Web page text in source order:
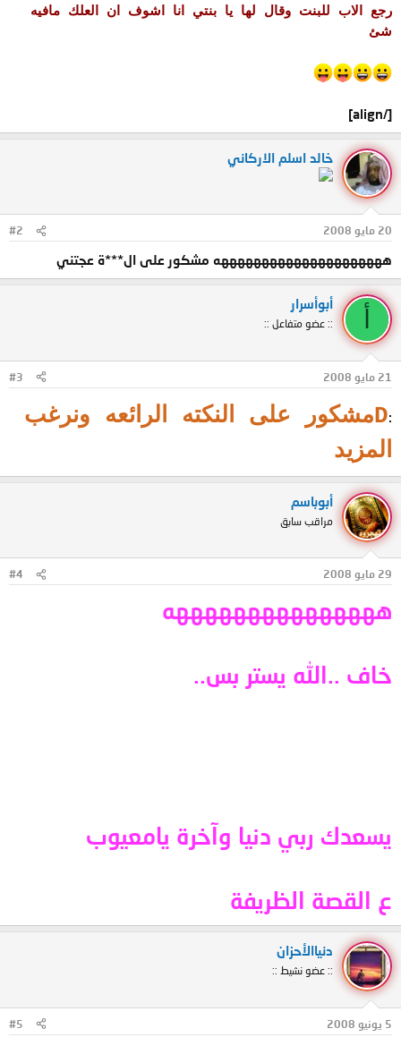
رجع الاب للبنت وقال لها يا بنتي انا اشوف ان العلك مافيه
شئ
[/align]
خالد اسلم الاركاني
20 مايو 2008 #2
هههههههههههههههههههههه مشكور على ال***ة عجتني
أبوأسرار
:: عضو متفاعل ::
21 مايو 2008 #3
:
Dمشكور على النكته الرائعه ونرغب
المزيد
أبوباسم
مراقب سابق
29 مايو 2008 #4
هههههههههههههههه
خاف ..الله يستر بس..
يسعدك ربي دنيا وآخرة يامعيوب
ع القصة الظريفة
دنياالأحزان
:: عضو نشيط ::
5 يونيو 2008 #5